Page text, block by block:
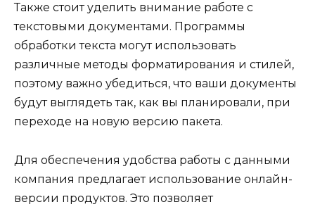
Также стоит уделить внимание работе с
текстовыми документами. Программы
обработки текста могут использовать
различные методы форматирования и стилей,
поэтому важно убедиться, что ваши документы
будут выглядеть так, как вы планировали, при
переходе на новую версию пакета.
Для обеспечения удобства работы с данными
компания предлагает использование онлайн-
версии продуктов. Это позволяет